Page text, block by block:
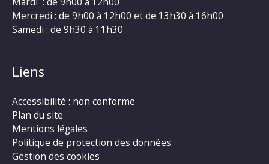
Mercredi : de 9h00 à 12h00 et de 13h30 à 16h00
Samedi : de 9h30 à 11h30
Liens
Accessibilité : non conforme
Plan du site
Mentions légales
Politique de protection des données
Gestion des cookies